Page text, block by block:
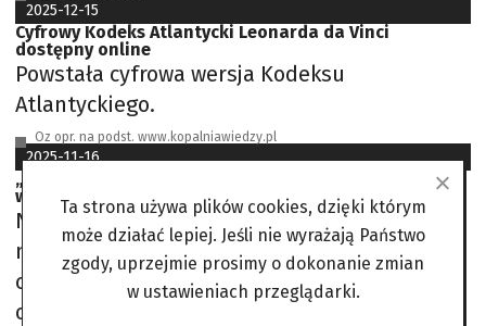
2025-12-15
Cyfrowy Kodeks Atlantycki Leonarda da Vinci
dostępny online
Powstała cyfrowa wersja Kodeksu
Atlantyckiego.
Oz opr. na podst. www.kopalniawiedzy.pl
2025-11-16
„Ta praca mnie uskrzydla”. Janusz Fogler robi zdjęcia
we własnym ogrodzie
Nietuzinkowy, ciekawy, życzliwy, otwarty
na rozmowę. Czuć, że lubi ludzi. Janusz to
człowiek renesansu, instytucja – napisał przy
okazji jego 75. urodzin w ostatnim wydaniu
Ta strona używa plików cookies, dzięki którym
może działać lepiej. Jeśli nie wyrażają Państwo
zgody, uprzejmie prosimy o dokonanie zmian
w ustawieniach przeglądarki.